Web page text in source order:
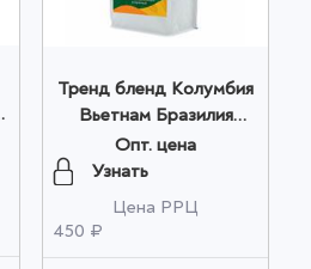
Тренд бленд Колумбия
Вьетнам Бразилия
молотый 200г оптом
Опт. цена
Узнать
Цена РРЦ
450 ₽